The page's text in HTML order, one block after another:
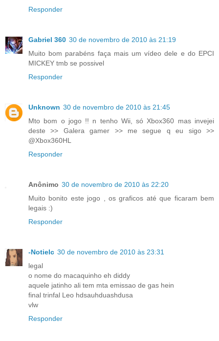
Responder
Gabriel 360 30 de novembro de 2010 às 21:19
Muito bom parabéns faça mais um vídeo dele e do EPCI
MICKEY tmb se possivel
Responder
Unknown 30 de novembro de 2010 às 21:45
Mto bom o jogo !! n tenho Wii, só Xbox360 mas invejei
deste >> Galera gamer >> me segue q eu sigo >>
@Xbox360HL
Responder
Anônimo 30 de novembro de 2010 às 22:20
Muito bonito este jogo , os graficos até que ficaram bem
legais :)
Responder
-Notielc 30 de novembro de 2010 às 23:31
legal
o nome do macaquinho eh diddy
aquele jatinho ali tem mta emissao de gas hein
final trinfal Leo hdsauhduashdusa
vlw
Responder